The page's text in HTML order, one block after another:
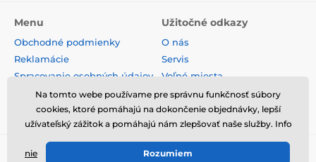
Menu
Obchodné podmienky
Reklamácie
Spracovanie osobných údajov
Doprava a platba
Odstúpenie od zmluvy
Užitočné odkazy
O nás
Servis
Voľné miesta
Kontakt
© 2026 www.mobilmajak.sk ⦁ E-shop vytvorila
Na tomto webe používame pre správnu funkčnosť súbory
cookies, ktoré pomáhajú na dokončenie objednávky, lepší
užívateľský zážitok a pomáhajú nám zlepšovať naše služby. Info
nie Rozumiem